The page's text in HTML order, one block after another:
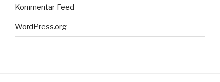
Kommentar-Feed
WordPress.org